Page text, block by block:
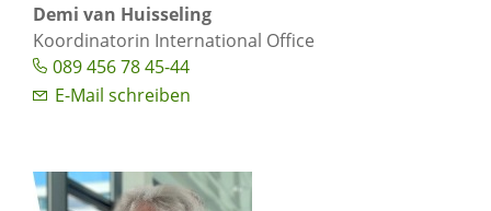
Demi van Huisseling
Koordinatorin International Office
089 456 78 45-44
E-Mail schreiben